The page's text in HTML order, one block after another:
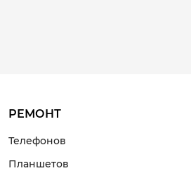
РЕМОНТ
Телефонов
Планшетов